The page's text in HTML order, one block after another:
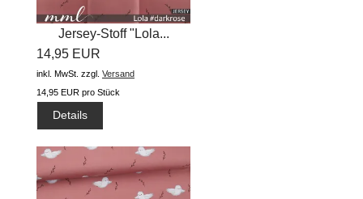
Jersey-Stoff "Lola...
14,95 EUR
inkl. MwSt. zzgl. Versand
14,95 EUR pro Stück
Details